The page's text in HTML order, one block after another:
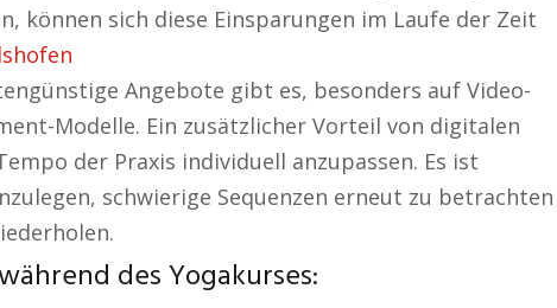
können sich diese Einsparungen im Laufe der Zeit
Angebote gibt es, besonders auf Video-
Modelle. Ein zusätzlicher Vorteil von digitalen
der Praxis individuell anzupassen. Es ist
schwierige Sequenzen erneut zu betrachten
des Yogakurses: